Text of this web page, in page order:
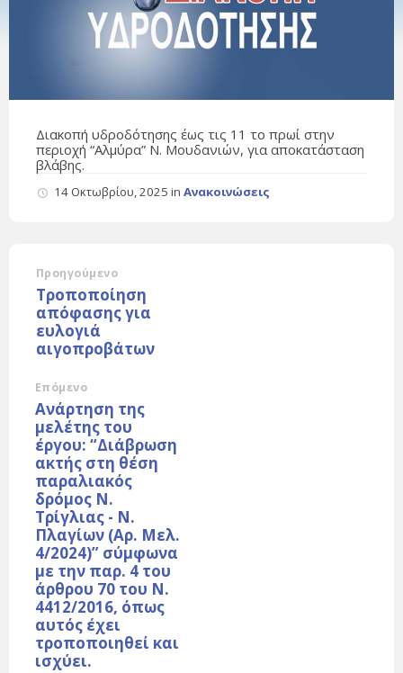
Διακοπή υδροδότησης έως τις 11 το πρωί στην
περιοχή “Αλμύρα” Ν. Μουδανιών, για αποκατάσταση
βλάβης.
14 Οκτωβρίου, 2025 in Ανακοινώσεις
Προηγούμενο
Τροποποίηση
απόφασης για
ευλογιά
αιγοπροβάτων
Επόμενο
Ανάρτηση της
μελέτης του
έργου: “Διάβρωση
ακτής στη θέση
παραλιακός
δρόμος Ν.
Τρίγλιας - Ν.
Πλαγίων (Αρ. Μελ.
4/2024)” σύμφωνα
με την παρ. 4 του
άρθρου 70 του Ν.
4412/2016, όπως
αυτός έχει
τροποποιηθεί και
ισχύει.